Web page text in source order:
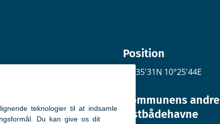
Position
57°35'31N 10°25'44E
Kommunens andre
lystbådehavne